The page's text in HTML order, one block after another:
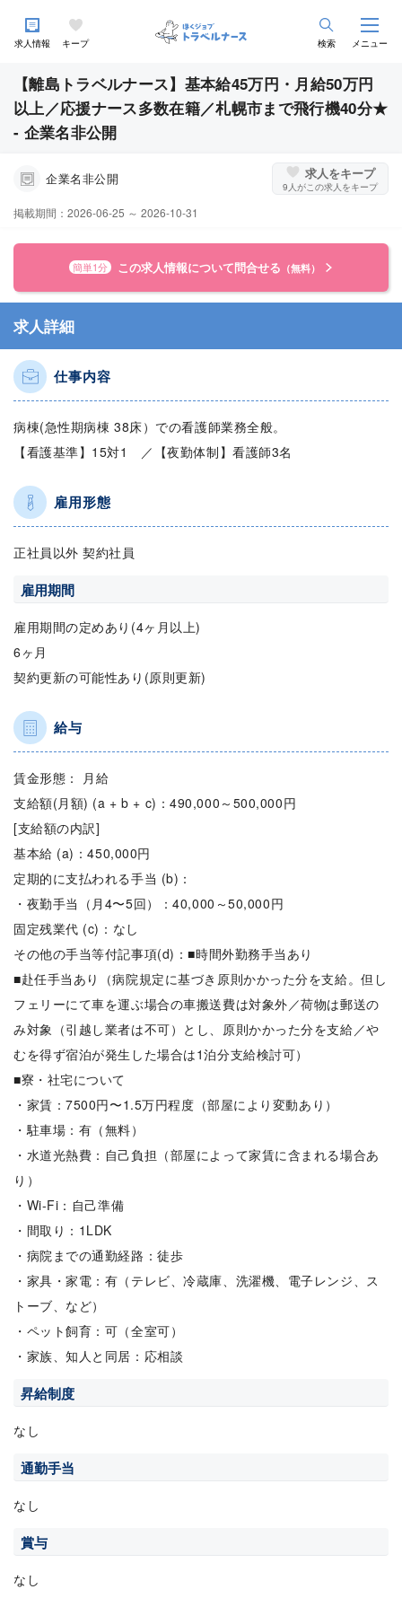
求人情報 キープ 検索 メニュー
【離島トラベルナース】基本給45万円・月給50万円
以上／応援ナース多数在籍／札幌市まで飛行機40分★
- 企業名非公開
企業名非公開 求人をキープ
9 人がこの求人をキープ
掲載期間：2026-06-25 ～ 2026-10-31
簡単1分 この求人情報について問合せる （無料）
求人詳細
仕事内容
病棟(急性期病棟 38床）での看護師業務全般。
【看護基準】15対1 ／【夜勤体制】看護師3名
雇用形態
正社員以外 契約社員
雇用期間
雇用期間の定めあり(4ヶ月以上)
6ヶ月
契約更新の可能性あり(原則更新)
給与
賃金形態： 月給
支給額(月額) (a + b + c)：490,000～500,000円
[支給額の内訳]
基本給 (a)：450,000円
定期的に支払われる手当 (b)：
・夜勤手当（月4〜5回）：40,000～50,000円
固定残業代 (c)：なし
その他の手当等付記事項(d)：■時間外勤務手当あり
■赴任手当あり（病院規定に基づき原則かかった分を支給。但し
フェリーにて車を運ぶ場合の車搬送費は対象外／荷物は郵送の
み対象（引越し業者は不可）とし、原則かかった分を支給／や
むを得ず宿泊が発生した場合は1泊分支給検討可）
■寮・社宅について
・家賃：7500円〜1.5万円程度（部屋により変動あり）
・駐車場：有（無料）
・水道光熱費：自己負担（部屋によって家賃に含まれる場合あ
り）
・Wi-Fi：自己準備
・間取り：1LDK
・病院までの通勤経路：徒歩
・家具・家電：有（テレビ、冷蔵庫、洗濯機、電子レンジ、ス
トーブ、など）
・ペット飼育：可（全室可）
・家族、知人と同居：応相談
昇給制度
なし
通勤手当
なし
賞与
なし